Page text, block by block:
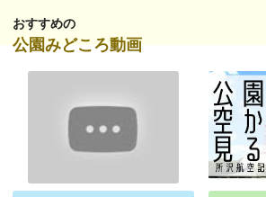
おすすめの
公園みどころ動画